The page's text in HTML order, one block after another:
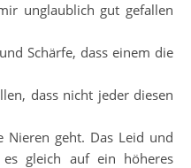
unglaublich gut gefallen
Schärfe, dass einem die
dass nicht jeder diesen
geht. Das Leid und
gleich auf ein höheres